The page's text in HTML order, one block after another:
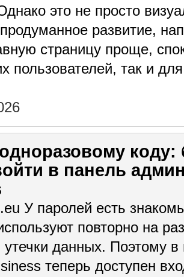
это не просто
развитие,
страницу проще,
пользователей, так и
коду:
в панель
У паролей есть
повторно на
данных. Поэтому в
теперь доступен